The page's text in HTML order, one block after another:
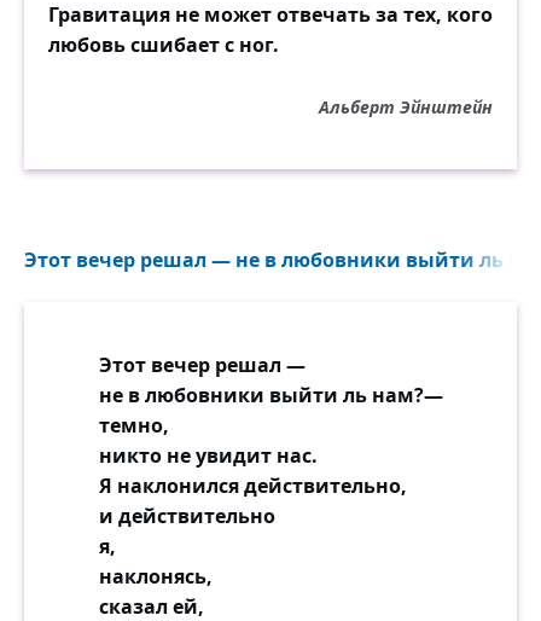
Гравитация не может отвечать за тех, кого
любовь сшибает с ног.
Альберт Эйнштейн
Этот вечер решал — не в любовники выйти ль
Этот вечер решал —
не в любовники выйти ль нам?—
темно,
никто не увидит нас.
Я наклонился действительно,
и действительно
я,
наклонясь,
сказал ей,